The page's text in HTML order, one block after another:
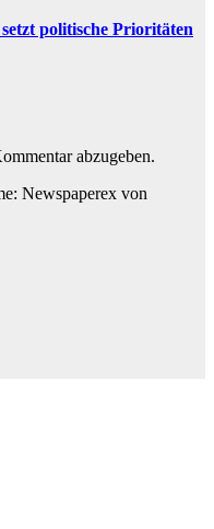
politische Prioritäten
abzugeben.
Newspaperex von